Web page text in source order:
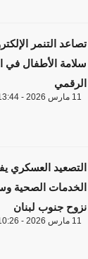
تصاعد التنمر
سلامة الأطفال في
الرقمي
11 مارس 2026 - 13:44
التصعيد العسكري
الخدمات الصحية
نزوح جنوب لبنان
11 مارس 2026 - 10:26